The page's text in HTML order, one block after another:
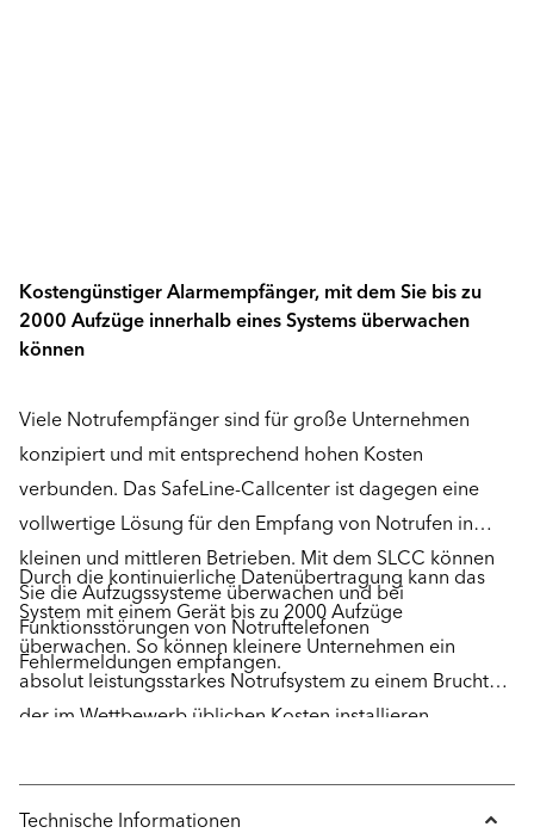
Kostengünstiger Alarmempfänger, mit dem Sie bis zu
2000 Aufzüge innerhalb eines Systems überwachen
können
Viele Notrufempfänger sind für große Unternehmen
konzipiert und mit entsprechend hohen Kosten
verbunden. Das SafeLine-Callcenter ist dagegen eine
vollwertige Lösung für den Empfang von Notrufen in
kleinen und mittleren Betrieben. Mit dem SLCC können
Sie die Aufzugssysteme überwachen und bei
Funktionsstörungen von Notruftelefonen
Fehlermeldungen empfangen.
Durch die kontinuierliche Datenübertragung kann das
System mit einem Gerät bis zu 2000 Aufzüge
überwachen. So können kleinere Unternehmen ein
absolut leistungsstarkes Notrufsystem zu einem Bruchteil
der im Wettbewerb üblichen Kosten installieren.
Technische Informationen